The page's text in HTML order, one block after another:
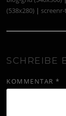
(538x280) |
SCHREIBE
KOMMENTAR*